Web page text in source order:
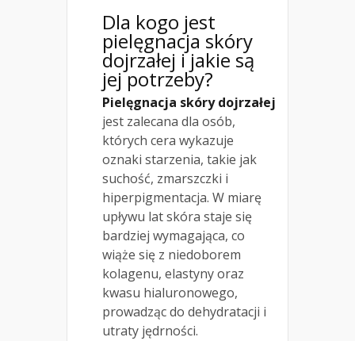
Dla kogo jest
pielęgnacja skóry
dojrzałej i jakie są
jej potrzeby?
Pielęgnacja skóry dojrzałej
jest zalecana dla osób,
których cera wykazuje
oznaki starzenia, takie jak
suchość, zmarszczki i
hiperpigmentacja. W miarę
upływu lat skóra staje się
bardziej wymagająca, co
wiąże się z niedoborem
kolagenu, elastyny oraz
kwasu hialuronowego,
prowadząc do dehydratacji i
utraty jędrności.